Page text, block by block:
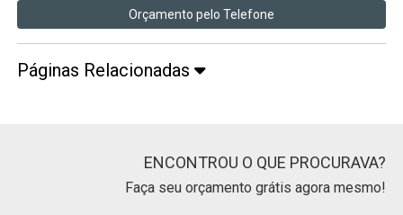
Orçamento pelo Telefone
Páginas Relacionadas
ENCONTROU O QUE PROCURAVA?
Faça seu orçamento grátis agora mesmo!